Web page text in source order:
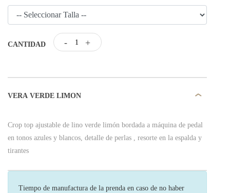
CANTIDAD - +
VERA VERDE LIMON
Crop top ajustable de lino verde limón bordada a máquina de pedal
en tonos azules y blancos, detalle de perlas , resorte en la espalda y
tirantes
Tiempo de manufactura de la prenda en caso de no haber